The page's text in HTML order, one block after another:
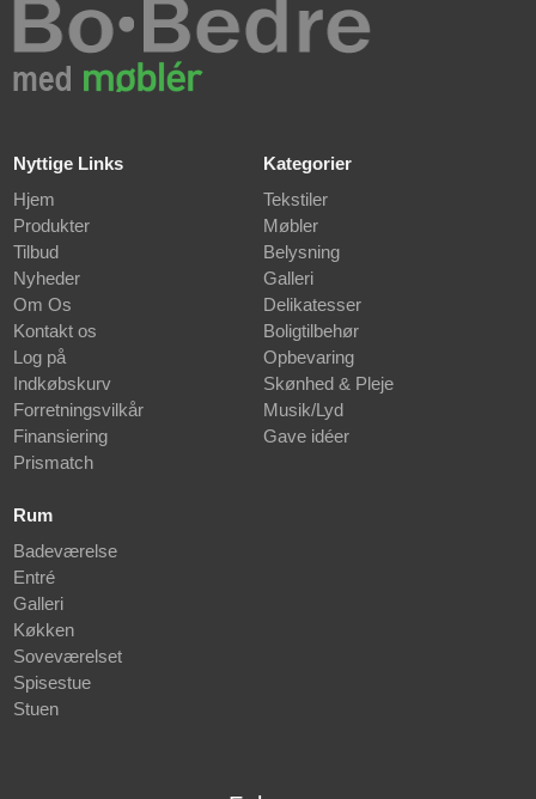
Nyttige Links
Hjem
Produkter
Tilbud
Nyheder
Om Os
Kontakt os
Log på
Indkøbskurv
Forretningsvilkår
Finansiering
Prismatch
Kategorier
Tekstiler
Møbler
Belysning
Galleri
Delikatesser
Boligtilbehør
Opbevaring
Skønhed & Pleje
Musik/Lyd
Gave idéer
Rum
Badeværelse
Entré
Galleri
Køkken
Soveværelset
Spisestue
Stuen